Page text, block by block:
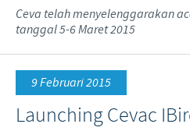
Pengembangan Diri
Ceva telah menyelenggarakan
tanggal 5-6 Maret 2015
9 Februari 2015
Launching Cevac